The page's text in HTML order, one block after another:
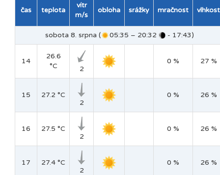
čas teplota
vítr
m/s
obloha srážky mračnost vlhkost
sobota 8. srpna ( 05:35 – 20:32 - 17:43)
14
26.6
°C
2
0 % 27 %
15
27.2 °C
2
0 % 26 %
16
27.5 °C
2
0 % 26 %
17
27.4 °C
2
0 % 26 %